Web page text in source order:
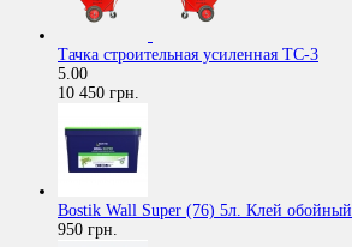
Тачка строительная усиленная ТС-3
5.00
10 450 грн.
Bostik Wall Super (76) 5л. Клей обойный
950 грн.